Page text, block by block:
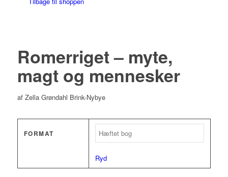
Romerriget – myte,
magt og mennesker
af Zella Grøndahl Brink-Nybye
FORMAT
Ryd